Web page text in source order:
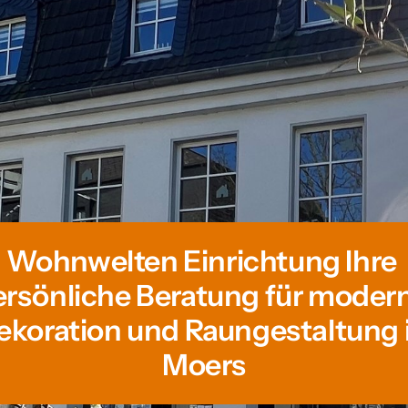
Wohnwelten Einrichtung
Ihre
Beratung für
und Raungestaltung
Moers